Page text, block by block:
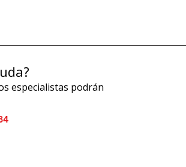
especialistas podrán